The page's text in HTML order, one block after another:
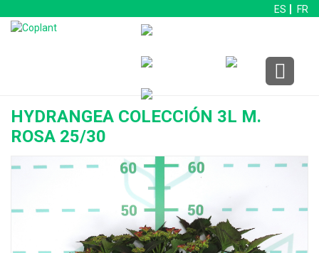
ES FR
HYDRANGEA COLECCIÓN 3L M.
ROSA 25/30